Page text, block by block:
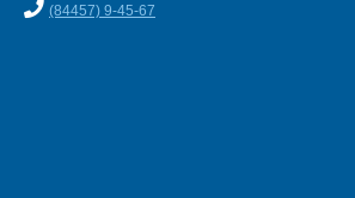
(84457) 9-45-67